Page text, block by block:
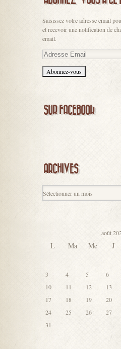
Saisissez votre adresse email
et recevoir une notification de
email.
Adresse
SUR FACEBOOK
ARCHIVES
août
L Ma Me J
3 4 5 6
10
11 12 13
17
18 19 20
24
25 26 27
31